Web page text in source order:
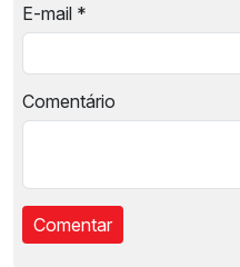
E-mail *
Comentário